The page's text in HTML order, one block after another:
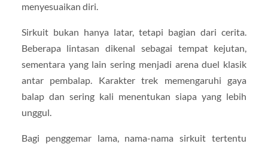
menyesuaikan diri.
Sirkuit bukan hanya latar, tetapi bagian dari cerita.
Beberapa lintasan dikenal sebagai tempat kejutan,
sementara yang lain sering menjadi arena duel klasik
antar pembalap. Karakter trek memengaruhi gaya
balap dan sering kali menentukan siapa yang lebih
unggul.
Bagi penggemar lama, nama-nama sirkuit tertentu